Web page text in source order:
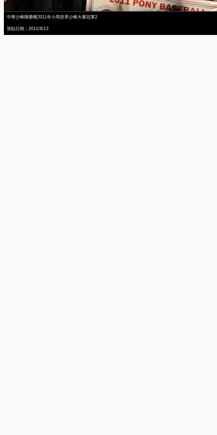
中華少棒隊榮獲2011年小馬世界少棒大賽冠軍2
張貼日期：2011/8/13